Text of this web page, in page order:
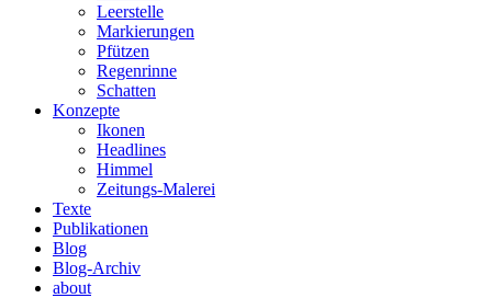
Leerstelle
Markierungen
Pfützen
Regenrinne
Schatten
Konzepte
Ikonen
Headlines
Himmel
Zeitungs-Malerei
Texte
Publikationen
Blog
Blog-Archiv
about